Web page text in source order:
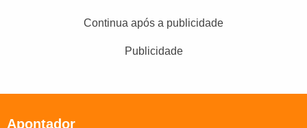
Continua após a publicidade
Publicidade
Apontador